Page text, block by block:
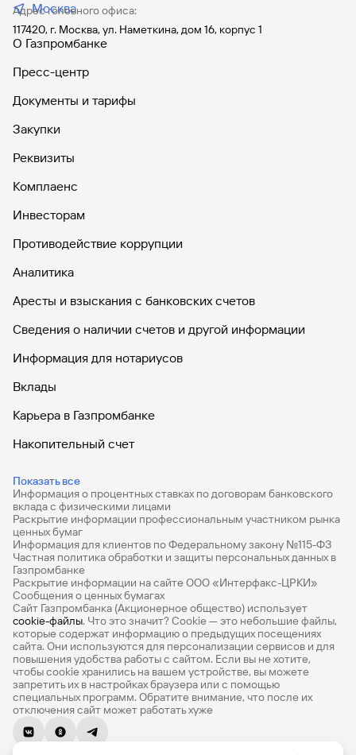
Москва
Адрес головного офиса:
117420, г. Москва, ул. Наметкина, дом 16, корпус 1
О Газпромбанке
Пресс-центр
Документы и тарифы
Закупки
Реквизиты
Комплаенс
Инвесторам
Противодействие коррупции
Аналитика
Аресты и взыскания с банковских счетов
Сведения о наличии счетов и другой информации
Информация для нотариусов
Вклады
Карьера в Газпромбанке
Накопительный счет
Показать все
Дебетовые карты с бесплатным обслуживанием
Все накопительные счета
Банковские вклады на 3 месяца
Вклады с высоким процентом
Калькулятор вкладов
Виртуальные карты
Премиум
Private
РКО
Информация о процентных ставках по договорам банковского
вклада с физическими лицами
Раскрытие информации профессиональным участником рынка
ценных бумаг
Информация для клиентов по Федеральному закону №115-ФЗ
Частная политика обработки и защиты персональных данных в
Газпромбанке
Раскрытие информации на сайте ООО «Интерфакс-ЦРКИ»
Сообщения о ценных бумагах
Сайт Газпромбанка (Акционерное общество) использует
cookie-файлы. Что это значит? Сookie — это небольшие файлы,
которые содержат информацию о предыдущих посещениях
сайта. Они используются для персонализации сервисов и для
повышения удобства работы с сайтом. Если вы не хотите,
чтобы сookie хранились на вашем устройстве, вы можете
запретить их в настройках браузера или с помощью
специальных программ. Обратите внимание, что после их
отключения сайт может работать хуже